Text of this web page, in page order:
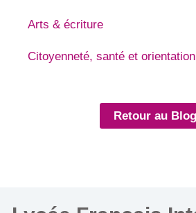
Arts & écriture
Citoyenneté, santé et orientation
Retour au Blog